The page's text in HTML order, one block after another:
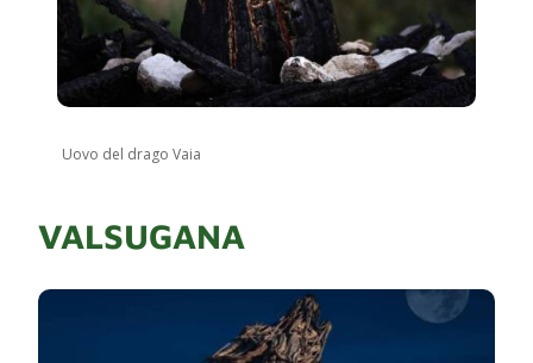
Uovo del drago Vaia
VALSUGANA